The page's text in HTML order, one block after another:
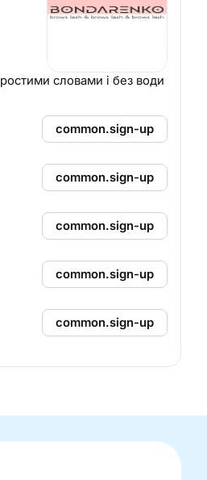
словами і без води
common.sign-up
common.sign-up
common.sign-up
common.sign-up
common.sign-up